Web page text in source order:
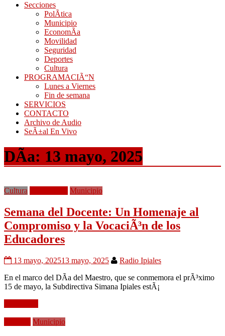
Secciones
PolÃ­tica
Municipio
EconomÃ­a
Movilidad
Seguridad
Deportes
Cultura
PROGRAMACIÃ“N
Lunes a Viernes
Fin de semana
SERVICIOS
CONTACTO
Archivo de Audio
SeÃ±al En Vivo
DÃ­a: 13 mayo, 2025
Cultura Municipio
Semana del Docente: Un Homenaje al
Compromiso y la VocaciÃ³n de los
Educadores
13 mayo, 202513 mayo, 2025
Radio Ipiales
En el marco del DÃ­a del Maestro, que se conmemora el prÃ³ximo
15 de mayo, la Subdirectiva Simana Ipiales estÃ¡
Municipio